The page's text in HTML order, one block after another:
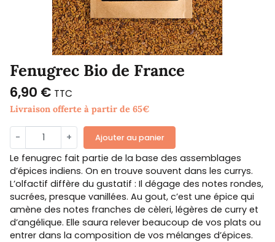
Fenugrec Bio de France
6,90 € TTC
Livraison offerte à partir de 65€
- + Ajouter au panier
Le fenugrec fait partie de la base des assemblages
d’épices indiens. On en trouve souvent dans les currys.
L’olfactif diffère du gustatif : Il dégage des notes rondes,
sucrées, presque vanillées. Au gout, c’est une épice qui
amène des notes franches de cèleri, légères de curry et
d’angélique. Elle saura relever beaucoup de vos plats ou
entrer dans la composition de vos mélanges d’épices.